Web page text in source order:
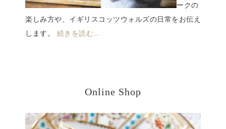
ークの
楽しみ方や、イギリスコッツウォルズの日常をお伝え
します。 続きを読む…
Online Shop